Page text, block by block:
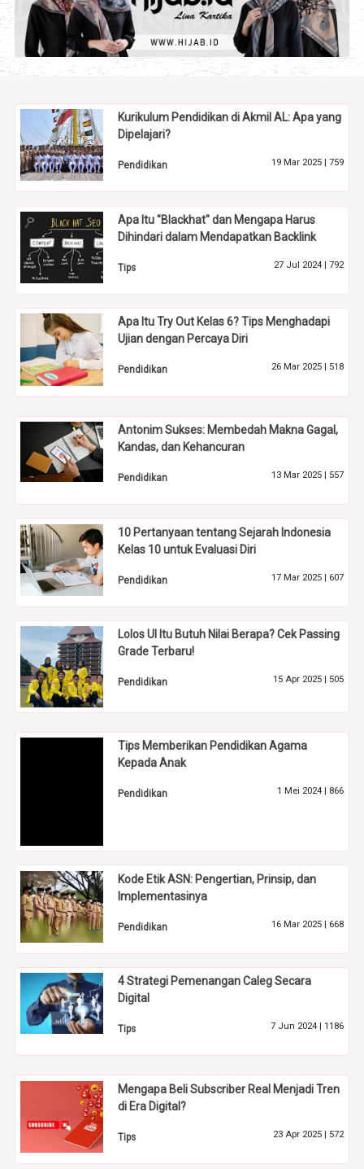
Kurikulum Pendidikan di Akmil AL: Apa yang
Dipelajari?
Pendidikan 19 Mar 2025 | 759
Apa Itu "Blackhat" dan Mengapa Harus
Dihindari dalam Mendapatkan Backlink
Tips 27 Jul 2024 | 792
Apa Itu Try Out Kelas 6? Tips Menghadapi
Ujian dengan Percaya Diri
Pendidikan 26 Mar 2025 | 518
Antonim Sukses: Membedah Makna Gagal,
Kandas, dan Kehancuran
Pendidikan 13 Mar 2025 | 557
10 Pertanyaan tentang Sejarah Indonesia
Kelas 10 untuk Evaluasi Diri
Pendidikan 17 Mar 2025 | 607
Lolos UI Itu Butuh Nilai Berapa? Cek Passing
Grade Terbaru!
Pendidikan 15 Apr 2025 | 505
Tips Memberikan Pendidikan Agama
Kepada Anak
Pendidikan 1 Mei 2024 | 866
Kode Etik ASN: Pengertian, Prinsip, dan
Implementasinya
Pendidikan 16 Mar 2025 | 668
4 Strategi Pemenangan Caleg Secara
Digital
Tips 7 Jun 2024 | 1186
Mengapa Beli Subscriber Real Menjadi Tren
di Era Digital?
Tips 23 Apr 2025 | 572